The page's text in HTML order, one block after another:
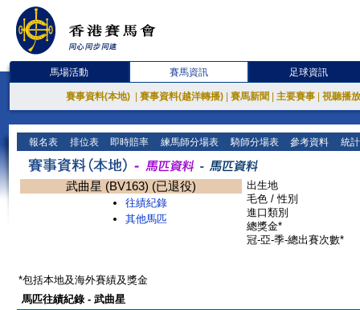
馬場活動 賽馬資訊 足球資訊
賽事資料(本地) 賽事資料(越洋轉播) 賽馬新聞 主要賽事 視聽播
報名表 排位表 即時賠率 練馬師分場表 騎師分場表 參考資料 統
武曲星 (BV163) (已退役)
往績紀錄
其他馬匹
出生地
毛色 / 性別
進口類別
總獎金*
冠-亞-季-總出賽次數*
*包括本地及海外賽績及獎金
馬匹往績紀錄 - 武曲星